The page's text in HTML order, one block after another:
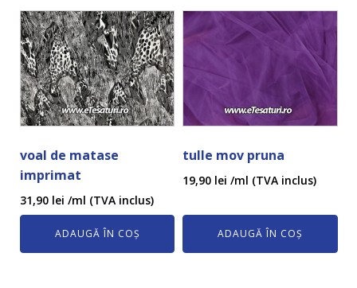
voal de matase
imprimat
31,90 lei /ml (TVA inclus)
ADAUGĂ ÎN COȘ
tulle mov pruna
19,90 lei /ml (TVA inclus)
ADAUGĂ ÎN COȘ